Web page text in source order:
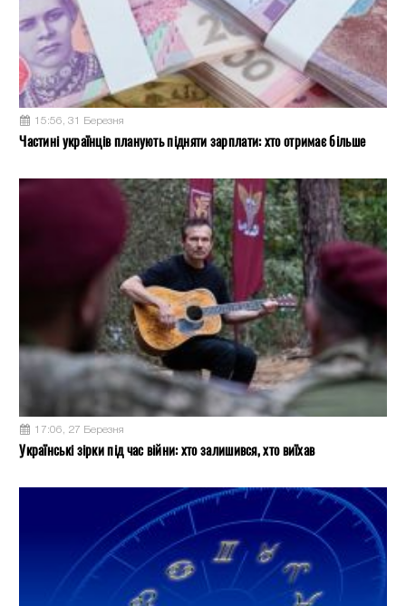
15:56, 31 Березня
Частині українців планують підняти зарплати: хто отримає більше
17:06, 27 Березня
Українські зірки під час війни: хто залишився, хто виїхав